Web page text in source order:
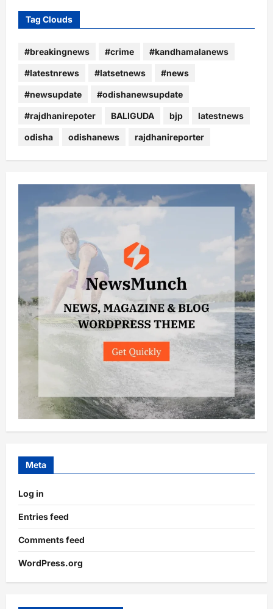
Tag Clouds
#breakingnews #crime #kandhamalanews
#latestnrews #latsetnews #news
#newsupdate #odishanewsupdate
#rajdhanirepoter BALIGUDA bjp latestnews
odisha odishanews rajdhanireporter
Meta
Log in
Entries feed
Comments feed
WordPress.org